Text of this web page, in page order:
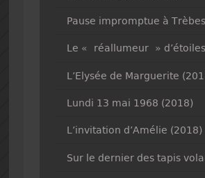
Pause impromptue à
Le « réallumeur »
L’Elysée de Marguerite
Lundi 13 mai 1968 (2018)
L’invitation d’Amélie (2018)
Sur le dernier des tapis